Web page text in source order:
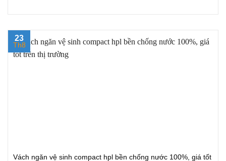
Vách ngăn vệ sinh compact hpl bền chống nước 100%, giá tốt
23
Th8